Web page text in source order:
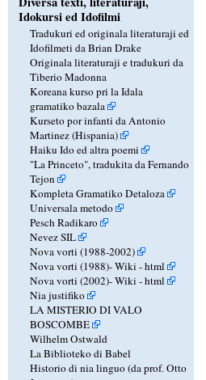
Idokursi ed Idofilmi
Tradukuri ed originala literaturaji ed
Idofilmeti da Brian Drake
Originala literaturaji e tradukuri da
Tiberio Madonna
Koreana kurso pri la Idala
gramatiko bazala
Kurseto por infanti da Antonio
Martinez (Hispania)
Haiku Ido ed altra poemi
"La Princeto", tradukita da Fernando
Tejon
Kompleta Gramatiko Detaloza
Universala metodo
Pesch Radikaro
Nevez SIL
Nova vorti (1988-2002)
Nova vorti (1988)-Wiki -html
Nova vorti (2002)-Wiki -html
Nia justifiko
LA MISTERIO DI VALO
BOSCOMBE
Wilhelm Ostwald
La Biblioteko di Babel
Historio di nia linguo (da prof. Otto